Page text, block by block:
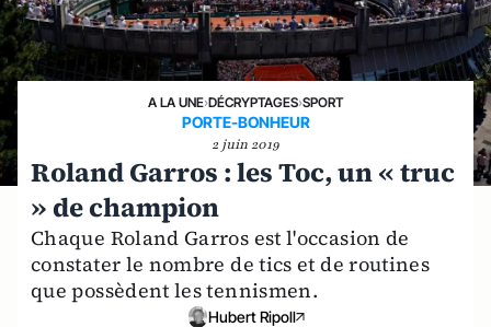
A LA UNE›DÉCRYPTAGES›SPORT
PORTE-BONHEUR
2 juin 2019
Roland Garros : les Toc, un « truc
» de champion
Chaque Roland Garros est l'occasion de
constater le nombre de tics et de routines
que possèdent les tennismen.
Hubert Ripoll